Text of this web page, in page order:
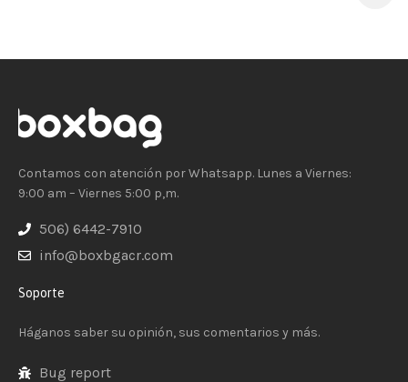
Contamos con atención por Whatsapp. Lunes a Viernes:
9:00 am – Viernes 5:00 p,m.
506) 6442-7910
info@boxbgacr.com
Soporte
Háganos saber su opinión, sus comentarios y más.
Bug report